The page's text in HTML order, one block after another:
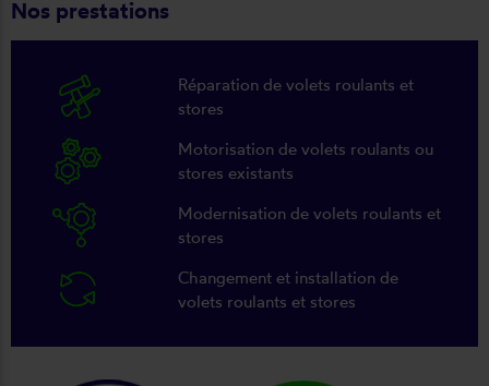
Nos prestations
Réparation de volets roulants et
stores
Motorisation de volets roulants ou
stores existants
Modernisation de volets roulants et
stores
Changement et installation de
volets roulants et stores